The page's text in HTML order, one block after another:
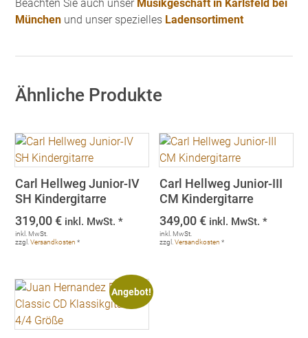
Beachten Sie auch unser Musikgeschäft in Karlsfeld bei
München und unser spezielles Ladensortiment
Ähnliche Produkte
Carl Hellweg Junior-IV
SH Kindergitarre
319,00€ inkl. MwSt. *
inkl. MwSt.
zzgl.Versandkosten *
Carl Hellweg Junior-III
CM Kindergitarre
349,00€ inkl. MwSt. *
inkl. MwSt.
zzgl.Versandkosten *
Angebot!